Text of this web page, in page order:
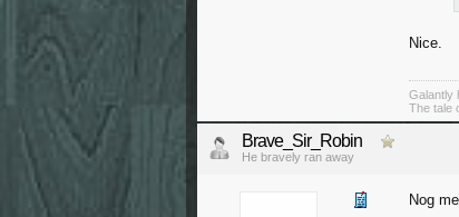
Nice.
Galantly
The tale
Brave_Sir_Robin
He bravely ran away
Nog